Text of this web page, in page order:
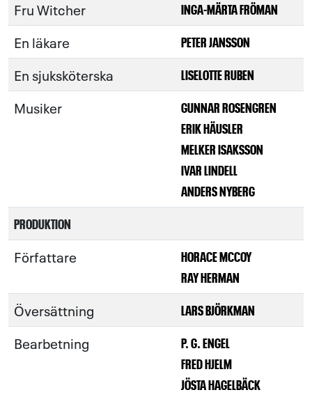
Fru Witcher INGA-MÄRTA FRÖMAN
En läkare PETER JANSSON
En sjuksköterska LISELOTTE RUBEN
Musiker
GUNNAR ROSENGREN
ERIK HÄUSLER
MELKER ISAKSSON
IVAR LINDELL
ANDERS NYBERG
PRODUKTION
Författare
HORACE MCCOY
RAY HERMAN
Översättning LARS BJÖRKMAN
Bearbetning
P. G. ENGEL
FRED HJELM
JÖSTA HAGELBÄCK